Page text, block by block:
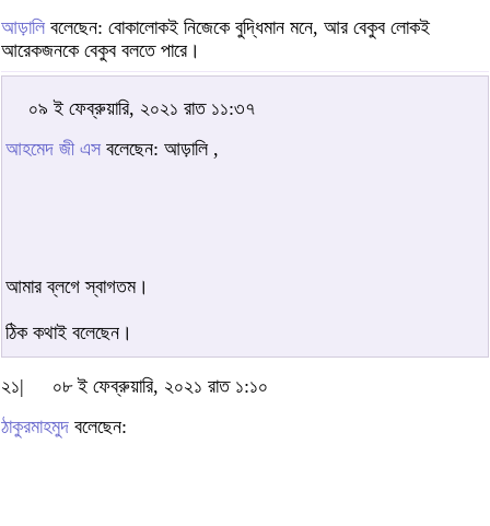
আড়ালি বলেছেন: বোকালোকই নিজেকে বুদ্ধিমান মনে, আর বেকুব লোকই
আরেকজনকে বেকুব বলতে পারে।
০৯ ই ফেব্রুয়ারি, ২০২১ রাত ১১:৩৭
আহমেদ জী এস বলেছেন: আড়ালি ,
আমার ব্লগে স্বাগতম।
ঠিক কথাই বলেছেন।
২১|
০৮ ই ফেব্রুয়ারি, ২০২১ রাত ১:১০
ঠাকুরমাহমুদ বলেছেন: